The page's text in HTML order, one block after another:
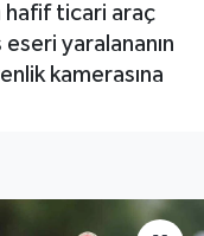
hafif ticari araç
yaralananın
kamerasına